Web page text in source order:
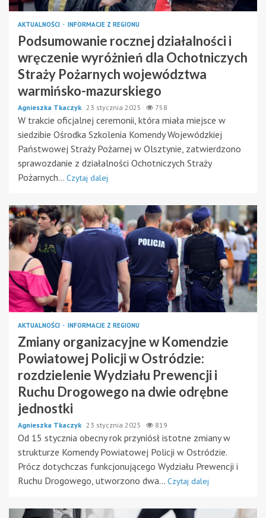
AKTUALNOŚCI INFORMACJE Z REGIONU
Podsumowanie rocznej działalności i
wręczenie wyróżnień dla Ochotniczych
Straży Pożarnych województwa
warmińsko-mazurskiego
Agnieszka Tkaczyk 23 stycznia 2025 758
W trakcie oficjalnej ceremonii, która miała miejsce w
siedzibie Ośrodka Szkolenia Komendy Wojewódzkiej
Państwowej Straży Pożarnej w Olsztynie, zatwierdzono
sprawozdanie z działalności Ochotniczych Straży
Pożarnych... Czytaj dalej
AKTUALNOŚCI INFORMACJE Z REGIONU
Zmiany organizacyjne w Komendzie
Powiatowej Policji w Ostródzie:
rozdzielenie Wydziału Prewencji i
Ruchu Drogowego na dwie odrębne
jednostki
Agnieszka Tkaczyk 23 stycznia 2025 819
Od 15 stycznia obecny rok przyniósł istotne zmiany w
strukturze Komendy Powiatowej Policji w Ostródzie.
Prócz dotychczas funkcjonującego Wydziału Prewencji i
Ruchu Drogowego, utworzono dwa... Czytaj dalej